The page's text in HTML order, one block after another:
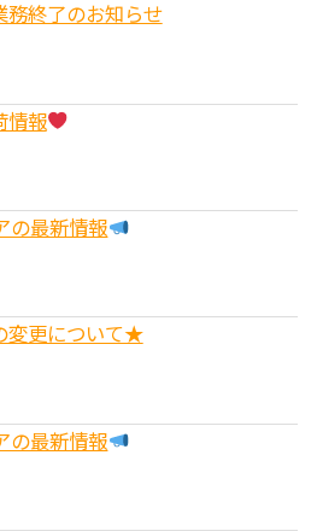
務終了のお知らせ
情報
の最新情報
変更について★
の最新情報